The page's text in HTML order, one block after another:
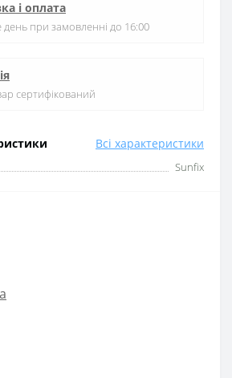
Всі характеристики
Sunfix
і оплата
при замовленні до 16:00
сертифікований